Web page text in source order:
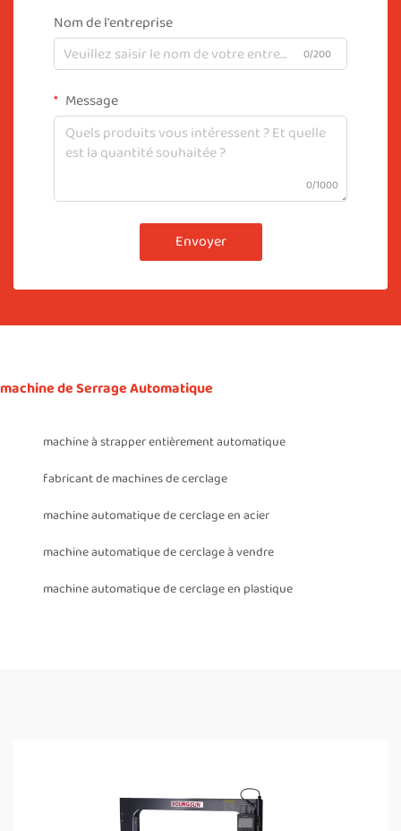
Nom de l'entreprise
0/200
Message
0/1000
Envoyer
machine de Serrage Automatique
machine à strapper entièrement automatique
fabricant de machines de cerclage
machine automatique de cerclage en acier
machine automatique de cerclage à vendre
machine automatique de cerclage en plastique